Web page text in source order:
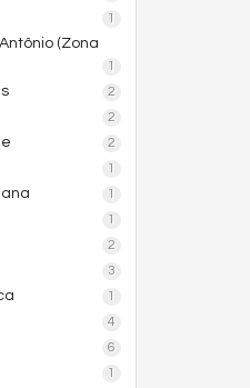
1
(Zona
1
2
2
2
1
1
1
2
3
1
4
6
1